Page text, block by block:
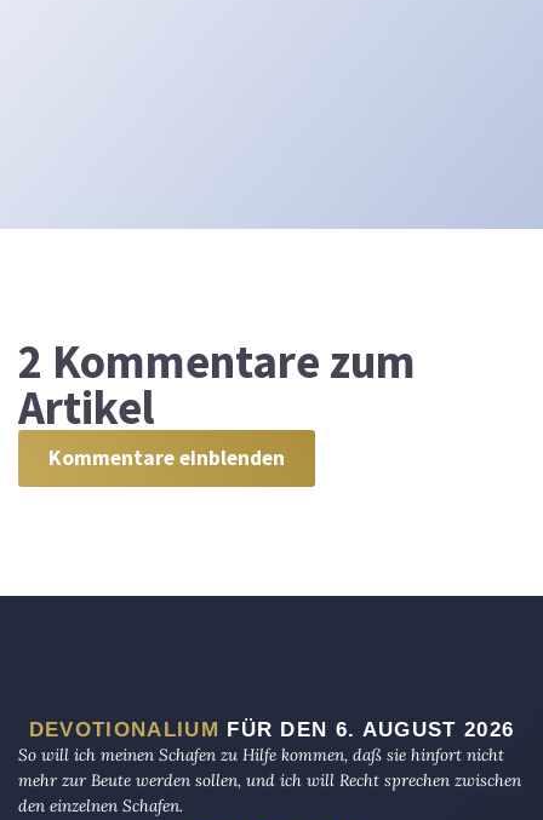
2 Kommentare zum
Artikel
Kommentare einblenden
DEVOTIONALIUM FÜR DEN 6. AUGUST 2026
So will ich meinen Schafen zu Hilfe kommen, daß sie hinfort nicht
mehr zur Beute werden sollen, und ich will Recht sprechen zwischen
den einzelnen Schafen.